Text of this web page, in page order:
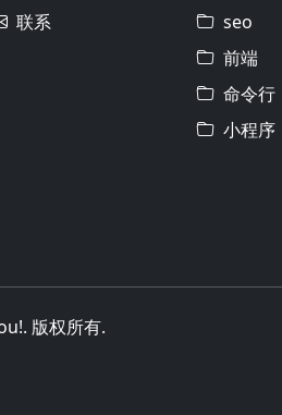
联系
seo
前端
命令行
小程序
版权所有.